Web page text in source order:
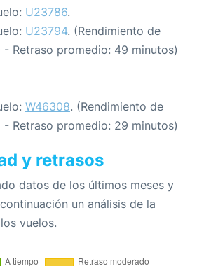
U23786.
U23794. (Rendimiento de
- Retraso promedio: 49 minutos)
W46308. (Rendimiento de
- Retraso promedio: 29 minutos)
y retrasos
datos de los últimos meses y
un análisis de la
vuelos.